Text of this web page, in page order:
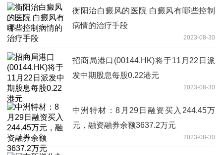
衡阳治白癜风的医院 白癜风有哪些控制
病情的治疗手段
2023-08-30
招商局港口(00144.HK)将于11月22日派
发中期股息每股0.22港元
2023-08-30
中洲特材：8月29日融资买入244.45万
元，融资融券余额3637.2万元
2023-08-30